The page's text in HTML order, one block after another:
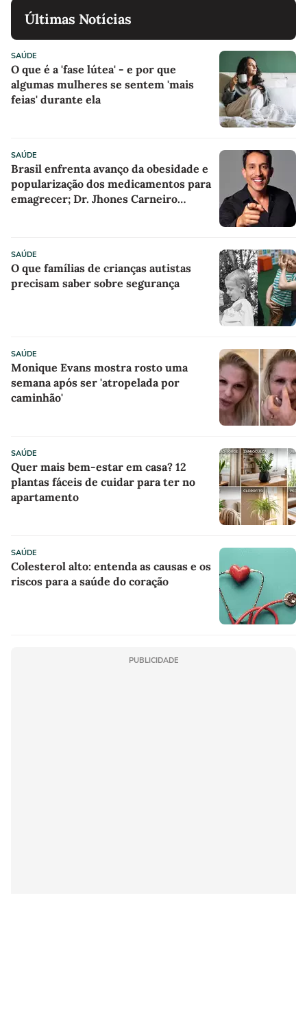
Últimas Notícias
SAÚDE
O que é a 'fase lútea' - e por que
algumas mulheres se sentem 'mais
feias' durante ela
SAÚDE
Brasil enfrenta avanço da obesidade e
popularização dos medicamentos para
emagrecer; Dr. Jhones Carneiro
SAÚDE
O que famílias de crianças autistas
precisam saber sobre segurança
SAÚDE
Monique Evans mostra rosto uma
semana após ser 'atropelada por
caminhão'
SAÚDE
Quer mais bem-estar em casa? 12
plantas fáceis de cuidar para ter no
apartamento
SAÚDE
Colesterol alto: entenda as causas e os
riscos para a saúde do coração
PUBLICIDADE